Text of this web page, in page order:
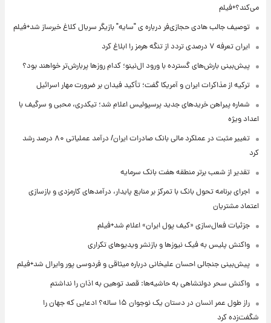
می‌کند؟+فیلم
توصیف جالب هادی حجازی‌فر درباره ی "سایه" بازیگر سریال کلاغ خبرساز شد+فیلم
ایران تعرفه ۷ درصدی تردد از تنگه هرمز را ابلاغ کرد
پیش‌بینی بارش‌های گسترده با ورود ال‌نینو؛ کدام روزها پربارش‌تر خواهند بود؟
ترکیه از مذاکرات ایران و آمریکا گفت؛ تأکید فیدان بر ضرورت مهار اسرائیل
شماره پیراهن خریدهای جدید پرسپولیس اعلام شد؛ تیکدری، محبی و سرگیف با
اعداد ویژه
تغییر مثبت در عملکرد مالی بانک صادرات ایران/ درآمد عملیاتی ۸۰ درصد رشد
کرد
تقدیر از شعب برتر منطقه هفت بانک سرمایه
اجرای برنامه تحول بانک با تمرکز بر منابع پایدار، درآمدهای کارمزدی و بازسازی
اعتماد مشتریان
جزئیات فعال‌سازی «کیف پول ایران» اعلام شد+فیلم
واکنش پلیس به فیک نیوزها و بازنشر ویدیوهای تکراری
پیش‌بینی جنجالی احسان علیخانی درباره میثاقی و فردوسی پور وایرال شد+فیلم
واکنش سحر دولتشاهی به حاشیه‌ها: قصد توهین به اذان را نداشتم
راز طول عمر انسان در دستان یک نوجوان ۱۵ ساله؟ ادعایی که جهان را
شگفت‌زده کرد